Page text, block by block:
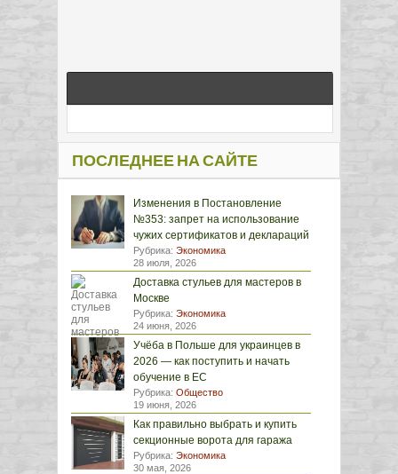
ПОСЛЕДНЕЕ НА САЙТЕ
Изменения в Постановление
№353: запрет на использование
чужих сертификатов и деклараций
Рубрика: Экономика
28 июля, 2026
Доставка стульев для мастеров в
Москве
Рубрика: Экономика
24 июня, 2026
Учёба в Польше для украинцев в
2026 — как поступить и начать
обучение в ЕС
Рубрика: Общество
19 июня, 2026
Как правильно выбрать и купить
секционные ворота для гаража
Рубрика: Экономика
30 мая, 2026